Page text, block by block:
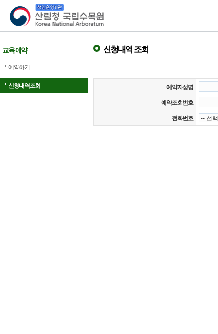
산림청 국립수목원
교육 예약
예약하기
신청내역조회
신청내역 조회
예약자성명
예약조회번호
전화번호